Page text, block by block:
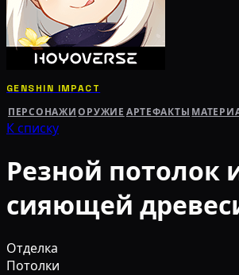
GENSHIN IMPACT
ПЕРСОНАЖИ ОРУЖИЕ АРТЕФАКТЫ
К списку
Резной потолок
сияющей
Отделка
Потолки